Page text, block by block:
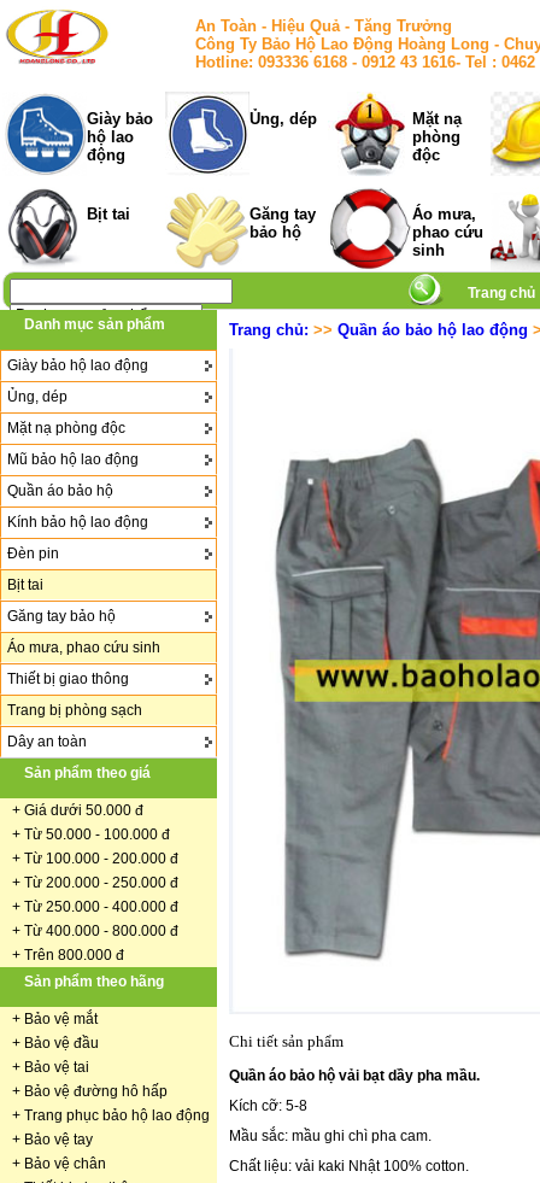
An Toàn - Hiệu Quả - Tăng Trưởng
Công Ty Bảo Hộ Lao Động Hoàng Long -
Hotline: 093336 6168 - 0912 43 1616- Tel :
Giày bảo
hộ lao
động
Ủng, dép
Mặt nạ
phòng
độc
Bịt tai
Găng tay
bảo hộ
Áo mưa,
phao cứu
sinh
Trang chủ
Danh mục sản phẩm
Giày bảo hộ lao động
Ủng, dép
Mặt nạ phòng độc
Mũ bảo hộ lao động
Quần áo bảo hộ
Kính bảo hộ lao động
Đèn pin
Bịt tai
Găng tay bảo hộ
Áo mưa, phao cứu sinh
Thiết bị giao thông
Trang bị phòng sạch
Dây an toàn
Sản phẩm theo giá
+ Giá dưới 50.000 đ
+ Từ 50.000 - 100.000 đ
+ Từ 100.000 - 200.000 đ
+ Từ 200.000 - 250.000 đ
+ Từ 250.000 - 400.000 đ
+ Từ 400.000 - 800.000 đ
+ Trên 800.000 đ
Sản phẩm theo hãng
+ Bảo vệ mắt
+ Bảo vệ đầu
+ Bảo vệ tai
+ Bảo vệ đường hô hấp
+ Trang phục bảo hộ lao động
+ Bảo vệ tay
+ Bảo vệ chân
Trang chủ: >> Quần áo bảo hộ lao động
Chi tiết sản phẩm
Quần áo bảo hộ vải bạt dầy pha mầu.
Kích cỡ: 5-8
Mầu sắc: mầu ghi chì pha cam.
Chất liệu: vải kaki Nhật 100% cotton.